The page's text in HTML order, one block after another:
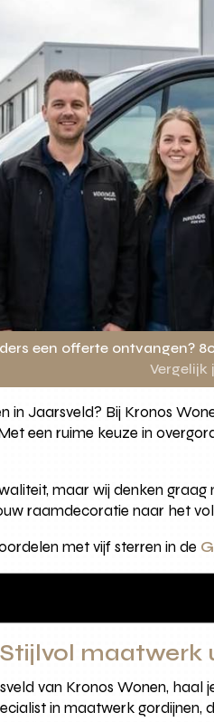
een offerte ontvangen?
in Jaarsveld? Bij Kronos
een ruime keuze in
maar wij denken
raamdecoratie naar het
met vijf sterren in de
van Kronos Wonen,
in maatwerk gordijnen,